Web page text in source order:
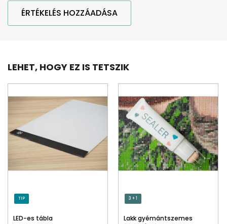
ÉRTÉKELÉS HOZZÁADÁSA
LEHET, HOGY EZ IS TETSZIK
TIP
LED-es tábla
3 + 1
Lakk gyémántszemes